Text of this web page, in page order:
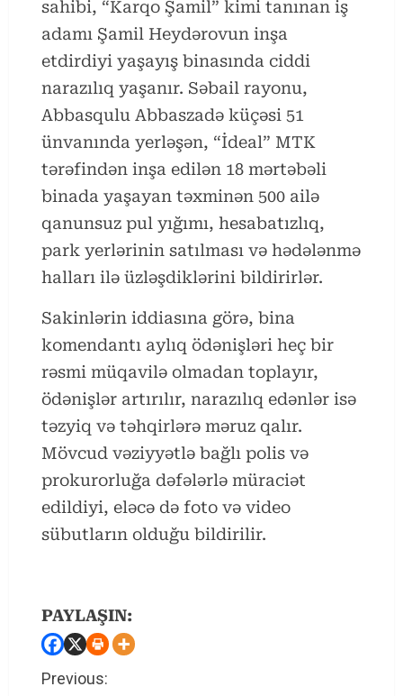
sahibi, “Karqo Şamil” kimi tanınan iş
adamı Şamil Heydərovun inşa
etdirdiyi yaşayış binasında ciddi
narazılıq yaşanır. Səbail rayonu,
Abbasqulu Abbaszadə küçəsi 51
ünvanında yerləşən, “İdeal” MTK
tərəfindən inşa edilən 18 mərtəbəli
binada yaşayan təxminən 500 ailə
qanunsuz pul yığımı, hesabatızlıq,
park yerlərinin satılması və hədələnmə
halları ilə üzləşdiklərini bildirirlər.
Sakinlərin iddiasına görə, bina
komendantı aylıq ödənişləri heç bir
rəsmi müqavilə olmadan toplayır,
ödənişlər artırılır, narazılıq edənlər isə
təzyiq və təhqirlərə məruz qalır.
Mövcud vəziyyətlə bağlı polis və
prokurorluğa dəfələrlə müraciət
edildiyi, eləcə də foto və video
sübutların olduğu bildirilir.
PAYLAŞIN:
C
Previous: